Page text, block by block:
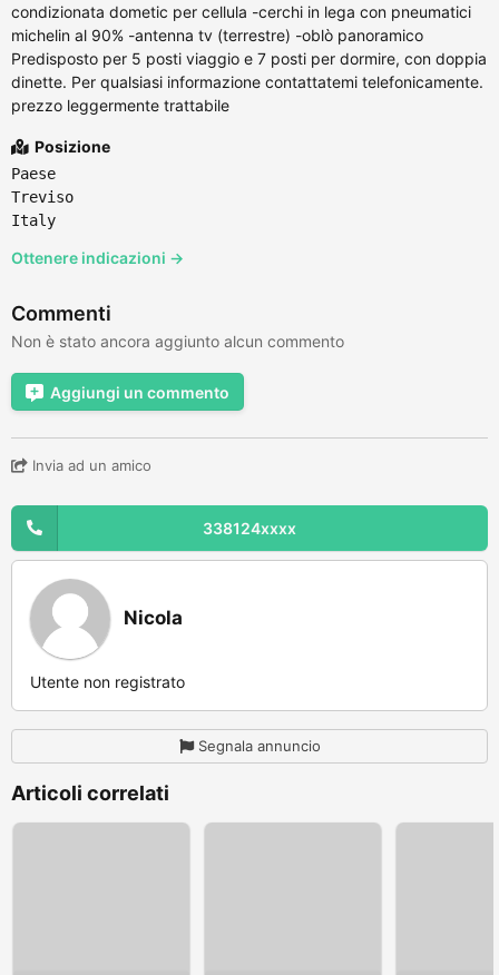
condizionata dometic per cellula -cerchi in lega con pneumatici
michelin al 90% -antenna tv (terrestre) -oblò panoramico
Predisposto per 5 posti viaggio e 7 posti per dormire, con doppia
dinette. Per qualsiasi informazione contattatemi telefonicamente.
prezzo leggermente trattabile
Posizione
Paese
Treviso
Italy
Ottenere indicazioni →
Commenti
Non è stato ancora aggiunto alcun commento
Aggiungi un commento
Invia ad un amico
338124xxxx
Nicola
Utente non registrato
Segnala annuncio
Articoli correlati